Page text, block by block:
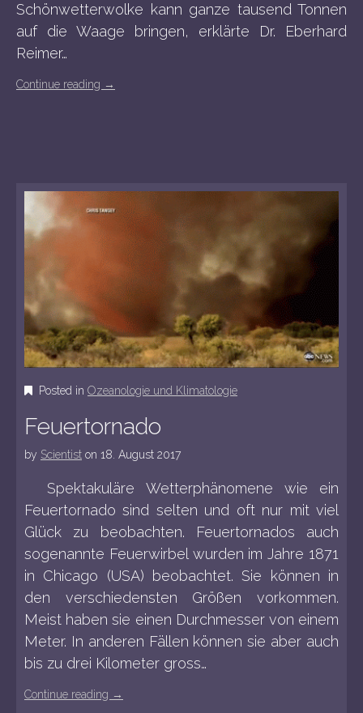
Schönwetterwolke kann ganze tausend Tonnen
auf die Waage bringen, erklärte Dr. Eberhard
Reimer…
Continue reading →
Posted in Ozeanologie und Klimatologie
Feuertornado
by Scientist on 18. August 2017
Spektakuläre Wetterphänomene wie ein
Feuertornado sind selten und oft nur mit viel
Glück zu beobachten. Feuertornados auch
sogenannte Feuerwirbel wurden im Jahre 1871
in Chicago (USA) beobachtet. Sie können in
den verschiedensten Größen vorkommen.
Meist haben sie einen Durchmesser von einem
Meter. In anderen Fällen können sie aber auch
bis zu drei Kilometer gross…
Continue reading →